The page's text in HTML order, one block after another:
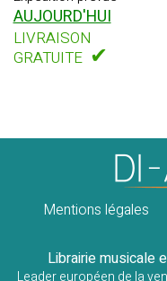
AUJOURD'HUI
LIVRAISON
GRATUITE ✔
Mentions légales
Librairie musicale
Leader européen de la